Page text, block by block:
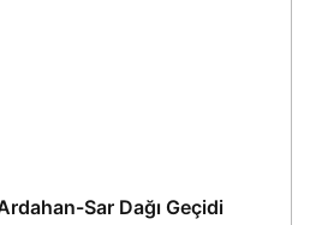
Sar Dağı Geçidi